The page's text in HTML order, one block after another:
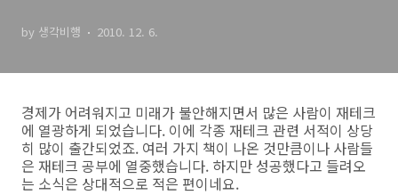
지》의 저자 심혜정 인터뷰
by 생각비행 2010. 12. 6.
경제가 어려워지고 미래가 불안해지면서 많은 사람이 재테크
에 열광하게 되었습니다. 이에 각종 재테크 관련 서적이 상당
히 많이 출간되었죠. 여러 가지 책이 나온 것만큼이나 사람들
은 재테크 공부에 열중했습니다. 하지만 성공했다고 들려오
는 소식은 상대적으로 적은 편이네요.